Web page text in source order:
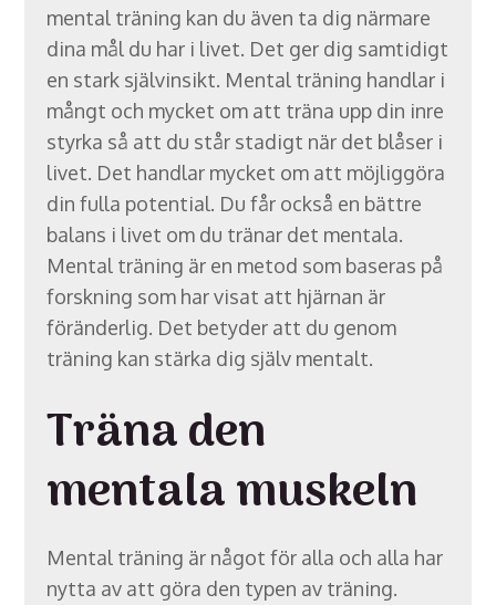
mental träning kan du även ta dig närmare
dina mål du har i livet. Det ger dig samtidigt
en stark självinsikt. Mental träning handlar i
mångt och mycket om att träna upp din inre
styrka så att du står stadigt när det blåser i
livet. Det handlar mycket om att möjliggöra
din fulla potential. Du får också en bättre
balans i livet om du tränar det mentala.
Mental träning är en metod som baseras på
forskning som har visat att hjärnan är
föränderlig. Det betyder att du genom
träning kan stärka dig själv mentalt.
Träna den
mentala muskeln
Mental träning är något för alla och alla har
nytta av att göra den typen av träning.